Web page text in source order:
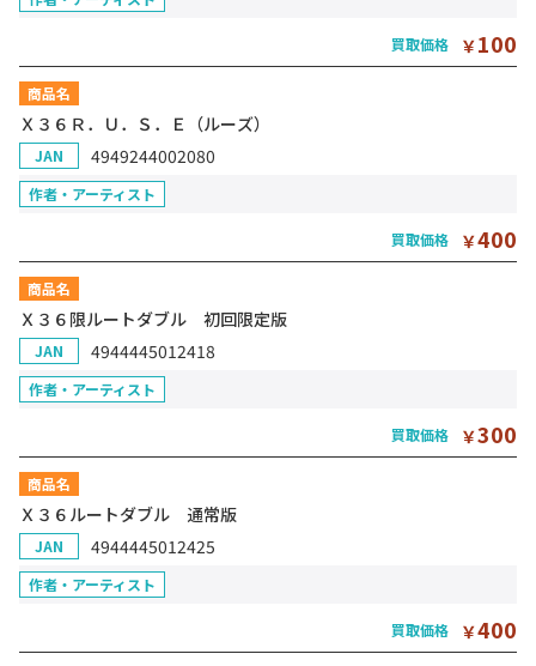
買取価格 ￥100
商品名
Ｘ３６Ｒ．Ｕ．Ｓ．Ｅ（ルーズ）
JAN 4949244002080
作者・アーティスト
買取価格 ￥400
商品名
Ｘ３６限ルートダブル 初回限定版
JAN 4944445012418
作者・アーティスト
買取価格 ￥300
商品名
Ｘ３６ルートダブル 通常版
JAN 4944445012425
作者・アーティスト
買取価格 ￥400